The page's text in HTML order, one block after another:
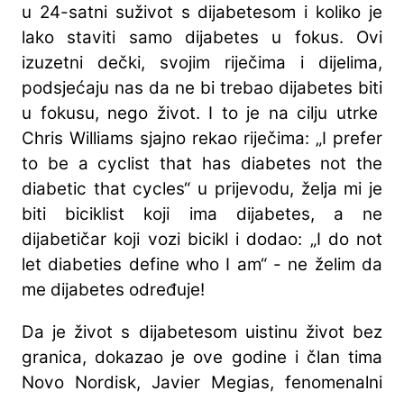
u 24-satni suživot s dijabetesom i koliko je
lako staviti samo dijabetes u fokus. Ovi
izuzetni dečki, svojim riječima i dijelima,
podsjećaju nas da ne bi trebao dijabetes biti
u fokusu, nego život. I to je na cilju utrke
Chris Williams sjajno rekao riječima: „I prefer
to be a cyclist that has diabetes not the
diabetic that cycles“ u prijevodu, želja mi je
biti biciklist koji ima dijabetes, a ne
dijabetičar koji vozi bicikl i dodao: „I do not
let diabeties define who I am“ - ne želim da
me dijabetes određuje!
Da je život s dijabetesom uistinu život bez
granica, dokazao je ove godine i član tima
Novo Nordisk, Javier Megias, fenomenalni